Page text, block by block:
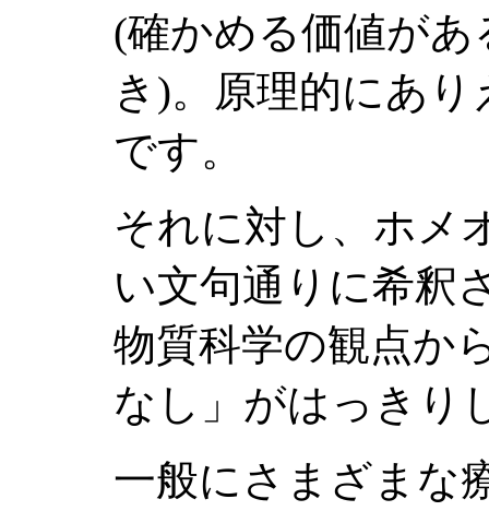
(確かめる価値が
き)。原理的にあ
です。
それに対し、ホメ
い文句通りに希釈
物質科学の観点か
なし」がはっきり
一般にさまざまな